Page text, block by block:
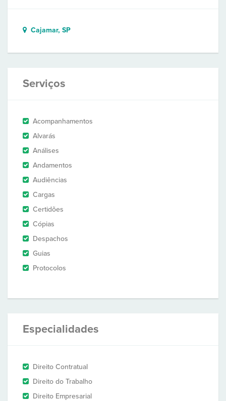
Cajamar, SP
Serviços
Acompanhamentos
Alvarás
Análises
Andamentos
Audiências
Cargas
Certidões
Cópias
Despachos
Guias
Protocolos
Especialidades
Direito Contratual
Direito do Trabalho
Direito Empresarial